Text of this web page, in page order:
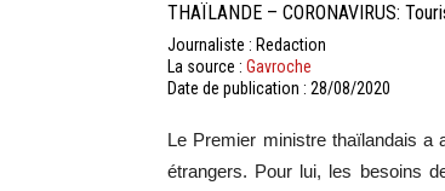
THAÏLANDE – CORONAVIRUS:
Journaliste : Redaction
La source : Gavroche
Date de publication : 28/08/2020
Le Premier ministre thaïlandais a
étrangers. Pour lui, les besoins